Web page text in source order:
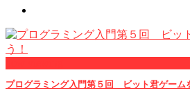
プログラミング入門第５回 ビット君ゲーム